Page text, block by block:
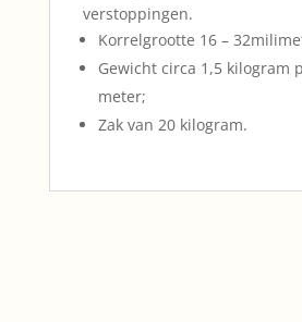
verstoppingen.
Korrelgrootte 16 –
Gewicht circa 1,5 kilogram
meter;
Zak van 20 kilogram.